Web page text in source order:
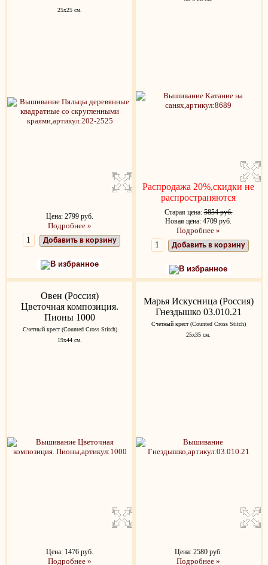
25х25 см.
Цена: 2799 руб.
Подробнее »
Добавить в корзину
В избранное
Распродажа 20%,скидки не
распространяются
Старая цена:5854 руб.
Новая цена: 4709 руб.
Подробнее »
Добавить в корзину
В избранное
Овен (Россия)
Цветочная композиция.
Пионы 1000
Счетный крест (Counted Cross Stitch)
19х44 см.
Цена: 1476 руб.
Подробнее »
Марья Искусница (Россия)
Гнездышко 03.010.21
Счетный крест (Counted Cross Stitch)
25x35 см.
Цена: 2580 руб.
Подробнее »